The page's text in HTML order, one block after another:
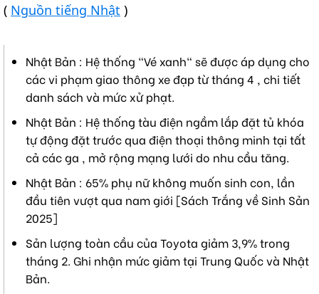
( Nguồn tiếng Nhật )
Nhật Bản : Hệ thống "Vé xanh" sẽ được áp dụng cho
các vi phạm giao thông xe đạp từ tháng 4 , chi tiết
danh sách và mức xử phạt.
Nhật Bản : Hệ thống tàu điện ngầm lắp đặt tủ khóa
tự động đặt trước qua điện thoại thông minh tại tất
cả các ga , mở rộng mạng lưới do nhu cầu tăng.
Nhật Bản : 65% phụ nữ không muốn sinh con, lần
đầu tiên vượt qua nam giới [Sách Trắng về Sinh Sản
2025]
Sản lượng toàn cầu của Toyota giảm 3,9% trong
tháng 2. Ghi nhận mức giảm tại Trung Quốc và Nhật
Bản.